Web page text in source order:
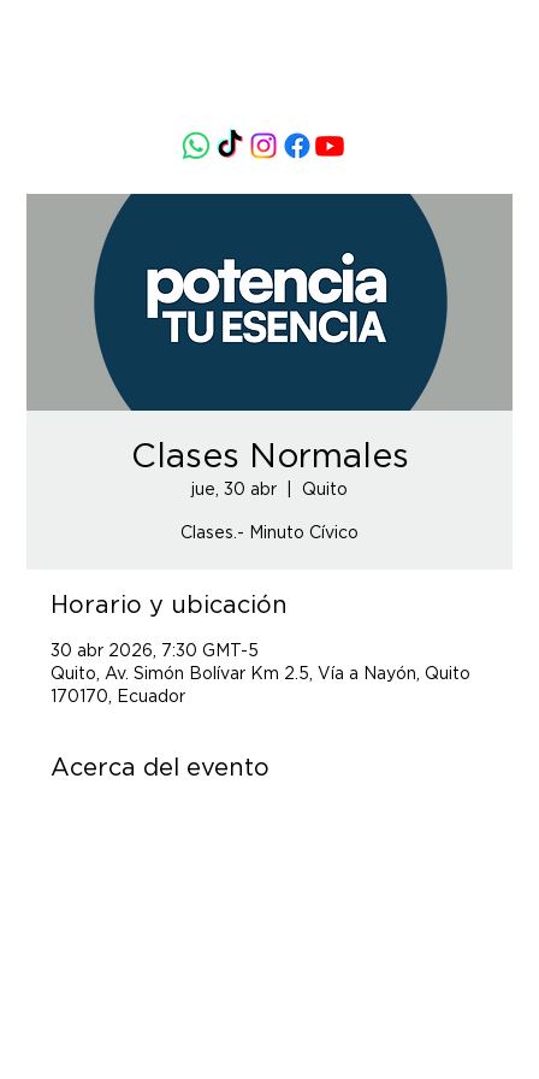
Clases Normales
jue, 30 abr Quito
Clases.- Minuto Cívico
Horario y ubicación
30 abr 2026, 7:30 GMT-5
Quito, Av. Simón Bolívar Km 2.5, Vía a Nayón, Quito
170170, Ecuador
Acerca del evento